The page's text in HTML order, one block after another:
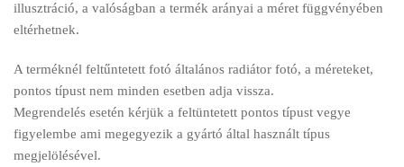
illusztráció, a valóságban a termék arányai a méret függvényében
eltérhetnek.
A terméknél feltűntetett fotó általános radiátor fotó, a méreteket,
pontos típust nem minden esetben adja vissza.
Megrendelés esetén kérjük a feltüntetett pontos típust vegye
figyelembe ami megegyezik a gyártó által használt típus
megjelölésével.